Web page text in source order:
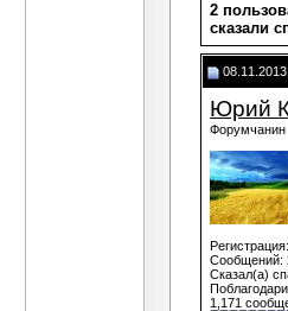
2
сказали
Юрий
Форумчанин
Сообщений:
Сказал(а)
1,171